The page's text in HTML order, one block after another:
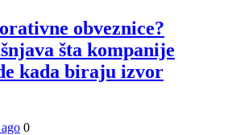
obveznice?
šta kompanije
kada biraju izvor
0